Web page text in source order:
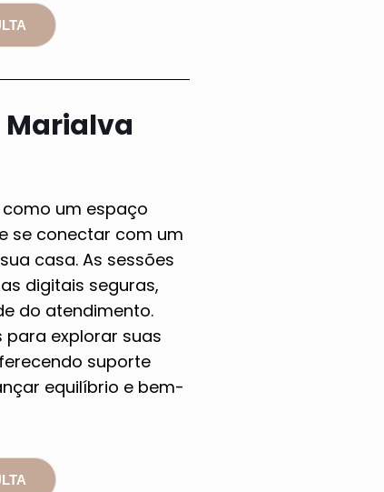
Marialva
um espaço
se conectar com um
casa. As sessões
digitais seguras,
do atendimento.
explorar suas
suporte
equilíbrio e bem-